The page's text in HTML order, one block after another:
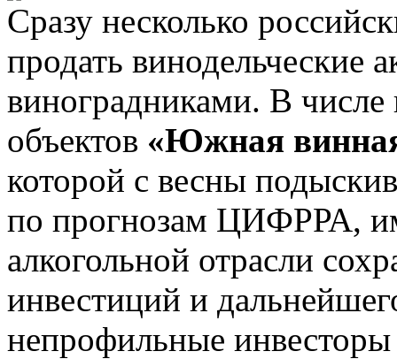
Сразу несколько
продать винодельческие
виноградниками. В
объектов «Южная
которой с весны
по прогнозам ЦИФРРА,
алкогольной отрасли
инвестиций и
непрофильные